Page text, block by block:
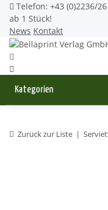
Telefon: +43 (0)2236/
ab 1 Stück!
News Kontakt
Kategorien
Zurück zur Liste